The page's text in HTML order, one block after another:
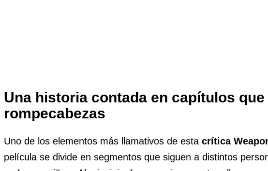
Una historia contada en capítulos
rompecabezas
Uno de los elementos más llamativos de esta crítica
película se divide en segmentos que siguen a distintos